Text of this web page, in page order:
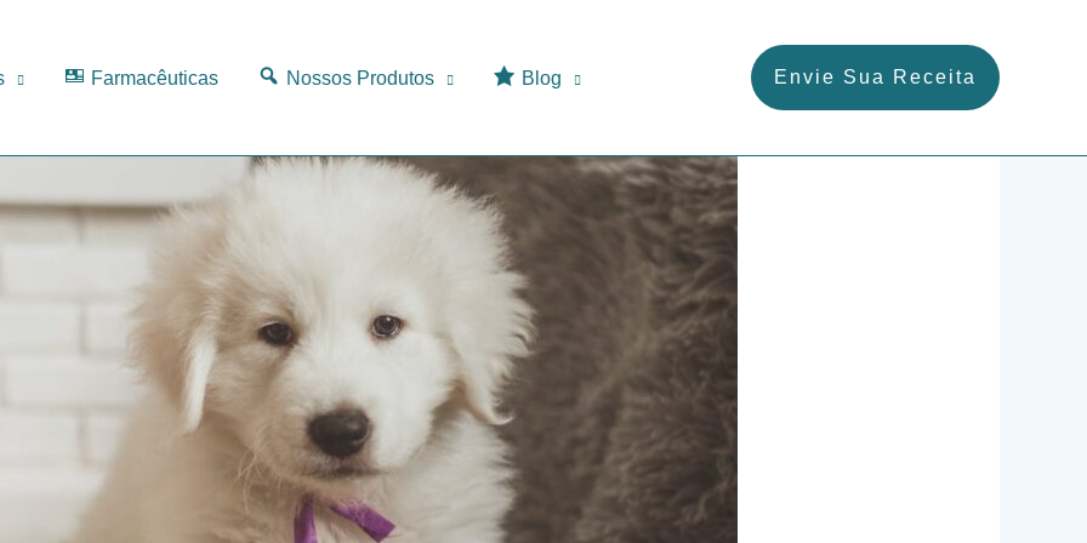
Farmacêuticas Nossos Produtos Blog Envie Sua Receita